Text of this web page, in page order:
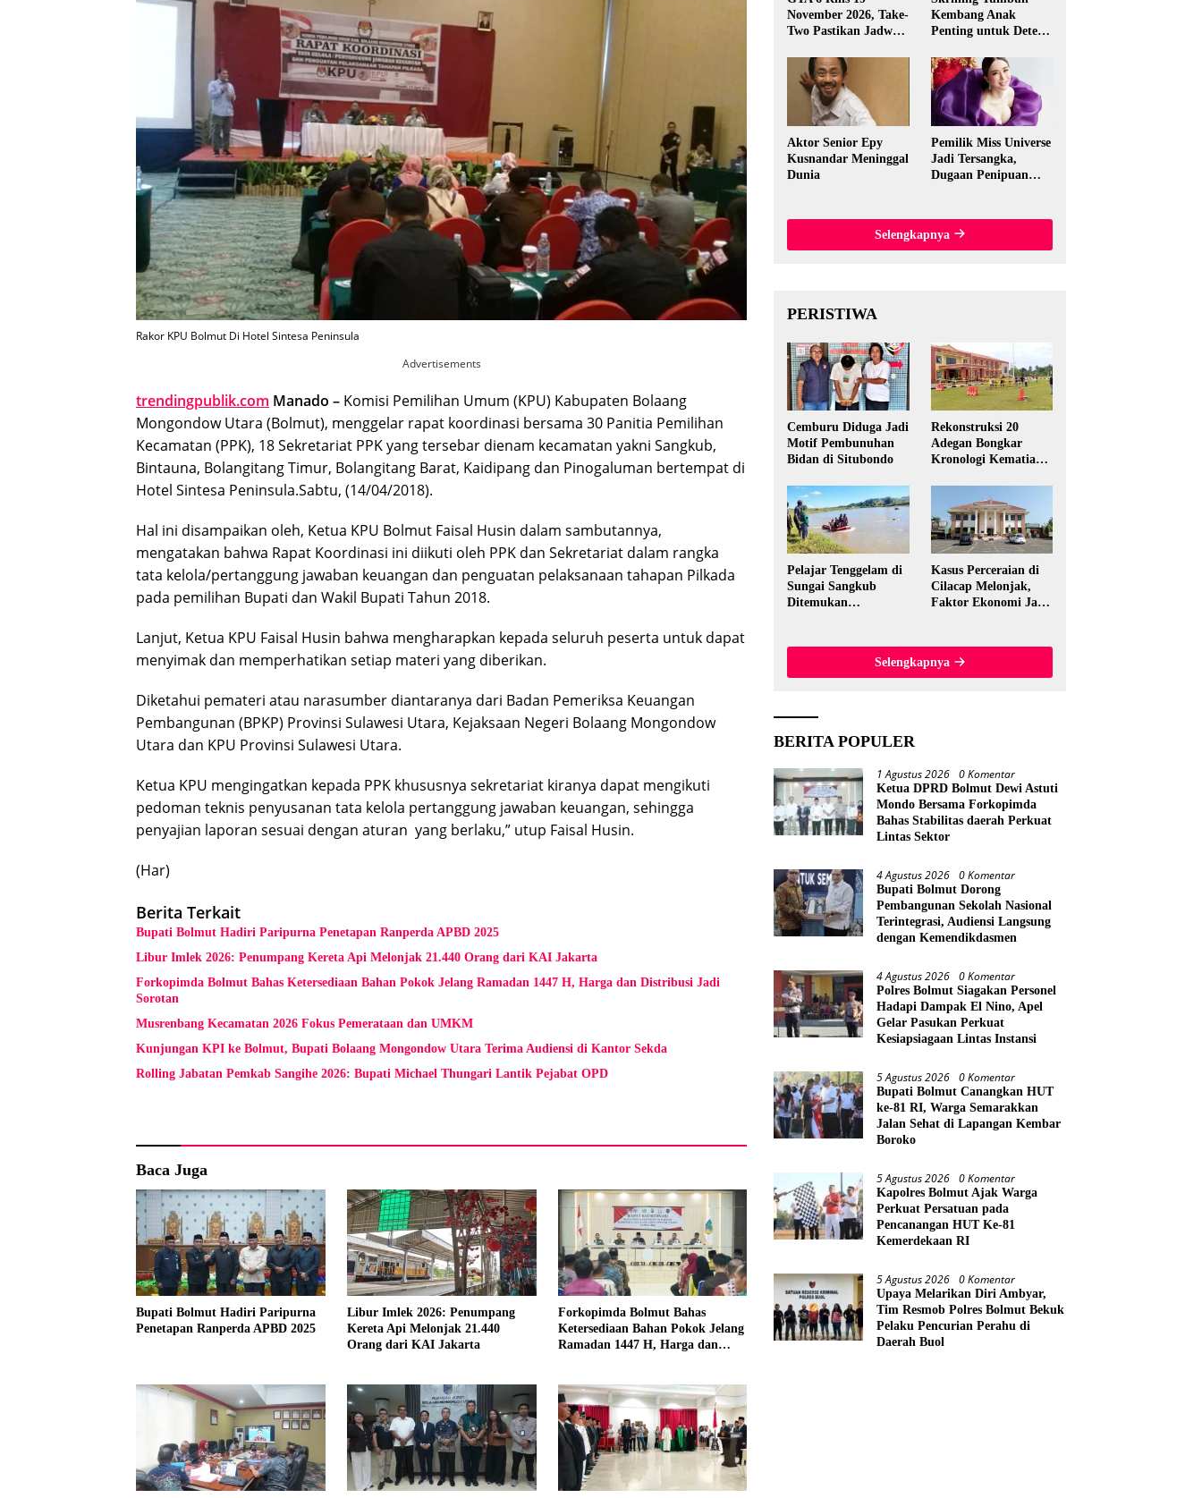
Rakor KPU Bolmut Di Hotel Sintesa Peninsula
Advertisements
trendingpublik.com Manado – Komisi Pemilihan Umum (KPU) Kabupaten Bolaang
Mongondow Utara (Bolmut), menggelar rapat koordinasi bersama 30 Panitia Pemilihan
Kecamatan (PPK), 18 Sekretariat PPK yang tersebar dienam kecamatan yakni Sangkub,
Bintauna, Bolangitang Timur, Bolangitang Barat, Kaidipang dan Pinogaluman bertempat di
Hotel Sintesa Peninsula.Sabtu, (14/04/2018).
Hal ini disampaikan oleh, Ketua KPU Bolmut Faisal Husin dalam sambutannya,
mengatakan bahwa Rapat Koordinasi ini diikuti oleh PPK dan Sekretariat dalam rangka
tata kelola/pertanggung jawaban keuangan dan penguatan pelaksanaan tahapan Pilkada
pada pemilihan Bupati dan Wakil Bupati Tahun 2018.
Lanjut, Ketua KPU Faisal Husin bahwa mengharapkan kepada seluruh peserta untuk dapat
menyimak dan memperhatikan setiap materi yang diberikan.
Diketahui pemateri atau narasumber diantaranya dari Badan Pemeriksa Keuangan
Pembangunan (BPKP) Provinsi Sulawesi Utara, Kejaksaan Negeri Bolaang Mongondow
Utara dan KPU Provinsi Sulawesi Utara.
Ketua KPU mengingatkan kepada PPK khususnya sekretariat kiranya dapat mengikuti
pedoman teknis penyusanan tata kelola pertanggung jawaban keuangan, sehingga
penyajian laporan sesuai dengan aturan yang berlaku,” utup Faisal Husin.
(Har)
Berita Terkait
Bupati Bolmut Hadiri Paripurna Penetapan Ranperda APBD 2025
Libur Imlek 2026: Penumpang Kereta Api Melonjak 21.440 Orang dari KAI Jakarta
Forkopimda Bolmut Bahas Ketersediaan Bahan Pokok Jelang Ramadan 1447 H, Harga dan Distribusi Jadi
Sorotan
Musrenbang Kecamatan 2026 Fokus Pemerataan dan UMKM
Kunjungan KPI ke Bolmut, Bupati Bolaang Mongondow Utara Terima Audiensi di Kantor Sekda
Rolling Jabatan Pemkab Sangihe 2026: Bupati Michael Thungari Lantik Pejabat OPD
Baca Juga
Bupati Bolmut Hadiri Paripurna
Penetapan Ranperda APBD 2025
Libur Imlek 2026: Penumpang
Kereta Api Melonjak 21.440
Orang dari KAI Jakarta
Forkopimda Bolmut Bahas
Ketersediaan Bahan Pokok Jelang
Ramadan 1447 H, Harga dan
November 2026, Take-
Two Pastikan Jadwal
Kembang Anak
Penting untuk Deteksi
Perkembangan
Aktor Senior Epy
Kusnandar Meninggal
Dunia
Pemilik Miss Universe
Jadi Tersangka,
Dugaan Penipuan
Thailand
Selengkapnya
PERISTIWA
Cemburu Diduga Jadi
Motif Pembunuhan
Bidan di Situbondo
Rekonstruksi 20
Adegan Bongkar
Kronologi Kematian
Pelajar Tenggelam di
Sungai Sangkub
Ditemukan
Meter dari Lokasi
Kasus Perceraian di
Cilacap Melonjak,
Faktor Ekonomi Jadi
Selengkapnya
BERITA POPULER
1 Agustus 2026 0 Komentar
Ketua DPRD Bolmut Dewi Astuti
Mondo Bersama Forkopimda
Bahas Stabilitas daerah Perkuat
Lintas Sektor
4 Agustus 2026 0 Komentar
Bupati Bolmut Dorong
Pembangunan Sekolah Nasional
Terintegrasi, Audiensi Langsung
dengan Kemendikdasmen
4 Agustus 2026 0 Komentar
Polres Bolmut Siagakan Personel
Hadapi Dampak El Nino, Apel
Gelar Pasukan Perkuat
Kesiapsiagaan Lintas Instansi
5 Agustus 2026 0 Komentar
Bupati Bolmut Canangkan HUT
ke-81 RI, Warga Semarakkan
Jalan Sehat di Lapangan Kembar
Boroko
5 Agustus 2026 0 Komentar
Kapolres Bolmut Ajak Warga
Perkuat Persatuan pada
Pencanangan HUT Ke-81
Kemerdekaan RI
5 Agustus 2026 0 Komentar
Upaya Melarikan Diri Ambyar,
Tim Resmob Polres Bolmut Bekuk
Pelaku Pencurian Perahu di
Daerah Buol